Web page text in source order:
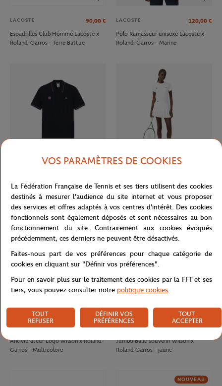
LACOSTE 90,00 €
Espadrilles Club Homme Lacoste x
Roland-Garros - Terre Battue
LACOSTE 120,00 €
Polo Ramasseur unisexe Lacoste x
Roland-Garros - Marine
Polo Arbitre Homme Lacoste x
Roland-Garros - Marine
Jupe Ramasseuse femme Lacoste x
Roland-Garros - Blanc
WILSON 8,00 €
Antivibrateur Logo Wilson x Roland-
Garros - Multicolore
WILSON 32,00 €
Jumbo Balle souvenir Wilson x
Roland Garros - jaune
NOUVEAU
VOS PARAMÈTRES DE COOKIES
La Fédération Française de Tennis et ses tiers utilisent des cookies
destinés à mesurer l'audience du site internet et vous proposer
des services et offres adaptés à vos centres d'intérêt. Des cookies
fonctionnels sont également déposés et sont nécessaires au bon
fonctionnement du site. Contrairement aux cookies évoqués
précédemment, ces derniers ne peuvent être désactivés.
Faites-nous part de vos préférences pour chaque catégorie de
cookies en cliquant sur "Définir vos préférences".
Pour en savoir plus sur le traitement des cookies par la FFT et ses
tiers, vous pouvez consulter notre politique cookies.
TOUT
REFUSER
DÉFINIR VOS
PRÉFÉRENCES
TOUT
ACCEPTER